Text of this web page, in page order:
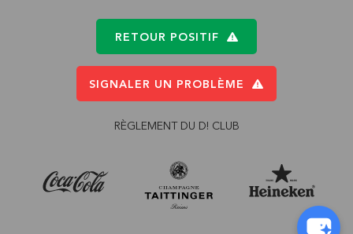
RETOUR POSITIF
SIGNALER UN PROBLÈME
RÈGLEMENT DU D! CLUB